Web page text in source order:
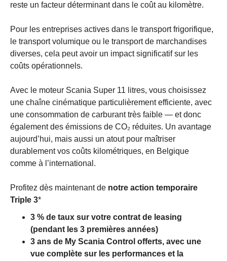
reste un facteur déterminant dans le coût au kilomètre.
Pour les entreprises actives dans le transport frigorifique,
le transport volumique ou le transport de marchandises
diverses, cela peut avoir un impact significatif sur les
coûts opérationnels.
Avec le moteur Scania Super 11 litres, vous choisissez
une chaîne cinématique particulièrement efficiente, avec
une consommation de carburant très faible — et donc
également des émissions de CO₂ réduites. Un avantage
aujourd’hui, mais aussi un atout pour maîtriser
durablement vos coûts kilométriques, en Belgique
comme à l’international.
Profitez dès maintenant de notre action temporaire
Triple 3*
3 % de taux sur votre contrat de leasing
(pendant les 3 premières années)
3 ans de My Scania Control offerts, avec une
vue complète sur les performances et la